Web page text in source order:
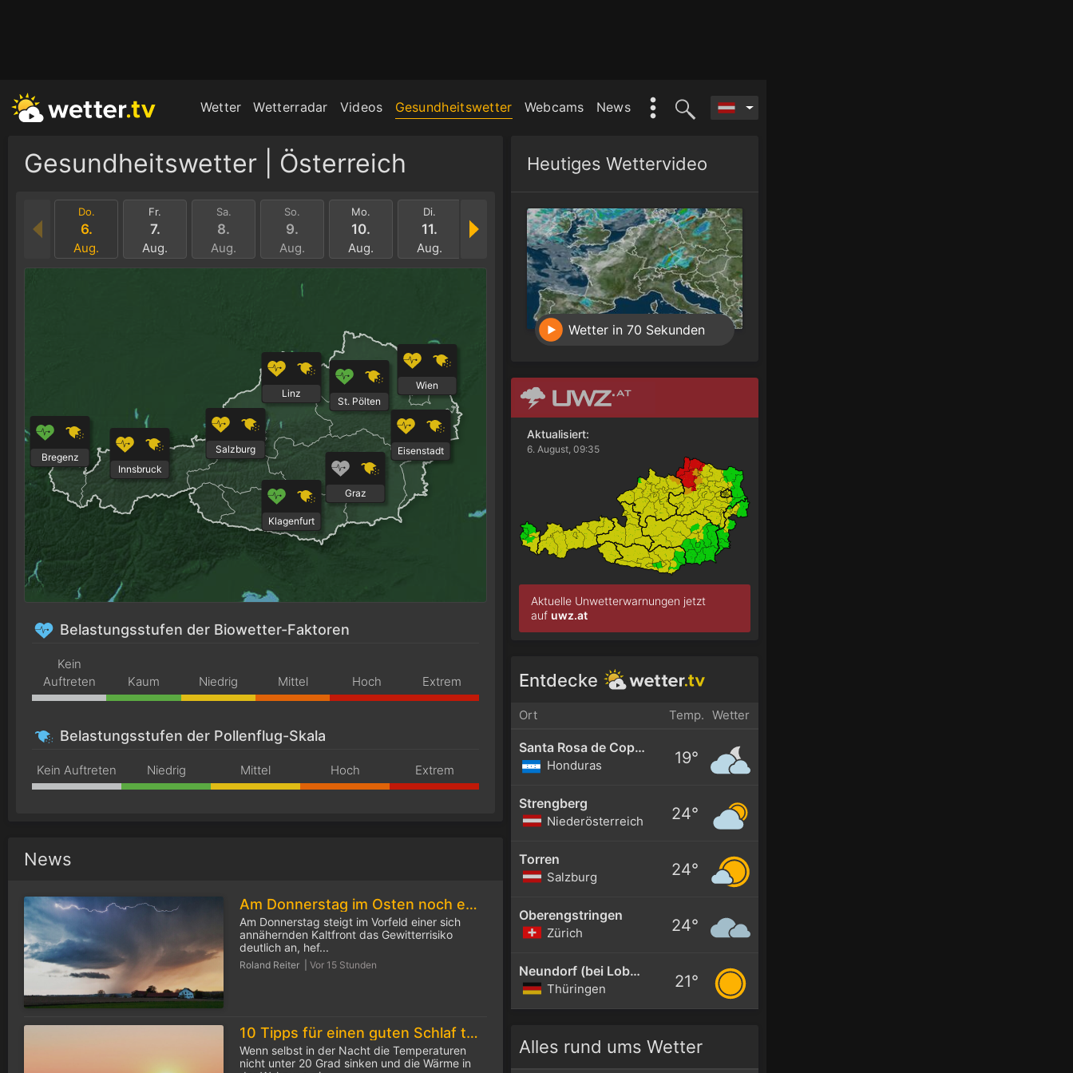
Wetter Wetterradar Videos Gesundheitswetter Webcams News
Gesundheitswetter | Österreich
Do.
6.
Aug.
Fr.
7.
Aug.
Sa.
8.
Aug.
So.
9.
Aug.
Mo.
10.
Aug.
Di.
11.
Aug.
Do.
13.
Aug.
Fr.
14.
Aug.
Sa.
15.
Aug.
Wien
Graz
Linz
Salzburg
Innsbruck
Klagenfurt
St. Pölten
Bregenz
Eisenstadt
Belastungsstufen der Biowetter-Faktoren
Kein
Auftreten
Kaum Niedrig Mittel Hoch Extrem
Belastungsstufen der Pollenflug-Skala
Kein Auftreten Niedrig Mittel Hoch Extrem
News
Am Donnerstag im Osten noch einmal extrem heiß, nachmittags teils heftige Gewitter
Roland Reiter | Vor 15 Stunden
Am Donnerstag steigt im Vorfeld einer sich
annähernden Kaltfront das Gewitterrisiko
deutlich an, hef...
10 Tipps für einen guten Schlaf trotz Hitze
Wenn selbst in der Nacht die Temperaturen
nicht unter 20 Grad sinken und die Wärme in
Heutiges Wettervideo
Wetter in 70 Sekunden
Aktualisiert:
6. August, 09:35
Aktuelle Unwetterwarnungen jetzt
auf uwz.at
Entdecke
Ort Temp. Wetter
Santa Rosa de Copan
Honduras 19°
Strengberg
Niederösterreich 24°
Torren
Salzburg 24°
Oberengstringen
Zürich 24°
Neundorf (bei Lobenstein)
Thüringen 21°
Alles rund ums Wetter